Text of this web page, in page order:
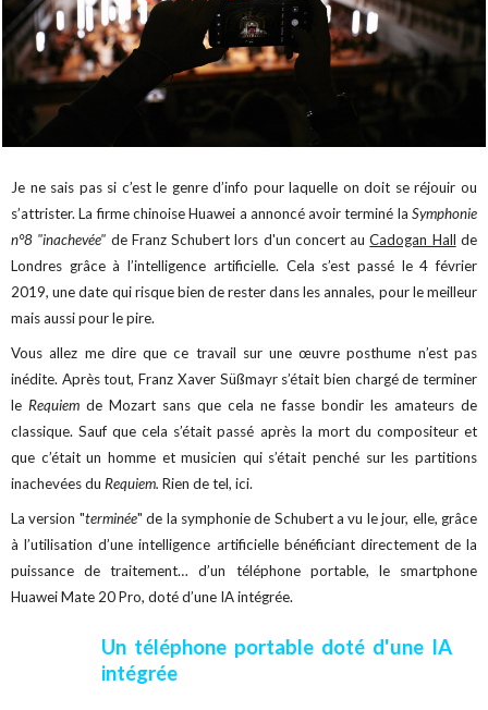
Je ne sais pas si c’est le genre d’info pour laquelle on doit se réjouir ou
s’attrister. La firme chinoise Huawei a annoncé avoir terminé la Symphonie
n°8 "inachevée" de Franz Schubert lors d'un concert auCadogan Hall de
Londres grâce à l’intelligence artificielle. Cela s’est passé le 4 février
2019, une date qui risque bien de rester dans les annales, pour le meilleur
mais aussi pour le pire.
Vous allez me dire que ce travail sur une œuvre posthume n’est pas
inédite. Après tout, Franz Xaver Süßmayr s’était bien chargé de terminer
le Requiem de Mozart sans que cela ne fasse bondir les amateurs de
classique. Sauf que cela s’était passé après la mort du compositeur et
que c’était un homme et musicien qui s’était penché sur les partitions
inachevées du Requiem.Rien de tel, ici.
La version "terminée" de la symphonie de Schubert a vu le jour, elle, grâce
à l’utilisation d’une intelligence artificielle bénéficiant directement de la
puissance de traitement… d’un téléphone portable, le smartphone
Huawei Mate 20 Pro, doté d’une IA intégrée.
Un téléphone portable doté d'une IA
intégrée